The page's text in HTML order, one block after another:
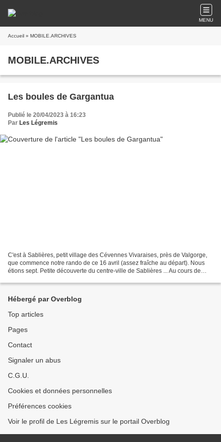
MENU
Accueil » MOBILE.ARCHIVES
MOBILE.ARCHIVES
Les boules de Gargantua
Publié le 20/04/2023 à 16:23
Par Les Légremis
C'est à Sablières, petit village des Cévennes Vivaraises, près de Valgorge,
que commence notre rando de ce 16 avril (assez fraîche au départ). Nous
étions sept. Petite découverte du centre-ville de Sablières ... Au cours de
Hébergé par Overblog
Top articles
Pages
Contact
Signaler un abus
C.G.U.
Cookies et données personnelles
Préférences cookies
Voir le profil de Les Légremis sur le portail Overblog